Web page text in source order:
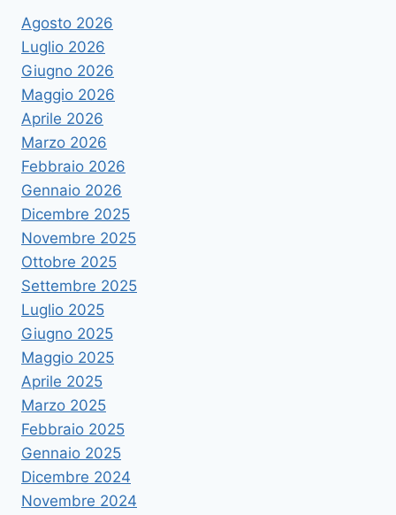
Agosto 2026
Luglio 2026
Giugno 2026
Maggio 2026
Aprile 2026
Marzo 2026
Febbraio 2026
Gennaio 2026
Dicembre 2025
Novembre 2025
Ottobre 2025
Settembre 2025
Luglio 2025
Giugno 2025
Maggio 2025
Aprile 2025
Marzo 2025
Febbraio 2025
Gennaio 2025
Dicembre 2024
Novembre 2024